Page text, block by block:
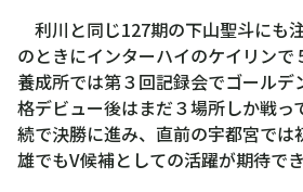
利川と同じ127期の下山聖斗にも
のときにインターハイのケイリン
養成所では第３回記録会でゴール
格デビュー後はまだ３場所しか戦っ
続で決勝に進み、直前の宇都宮では
雄でもV候補としての活躍が期待でき